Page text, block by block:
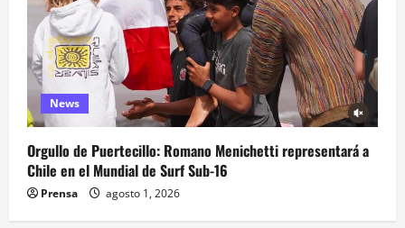
News
Orgullo de Puertecillo: Romano Menichetti representará a
Chile en el Mundial de Surf Sub-16
Prensa agosto 1, 2026